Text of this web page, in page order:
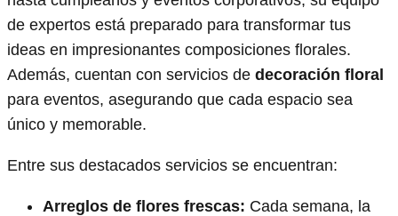
de expertos está preparado para transformar tus
ideas en impresionantes composiciones florales.
Además, cuentan con servicios de decoración floral
para eventos, asegurando que cada espacio sea
único y memorable.
Entre sus destacados servicios se encuentran:
Arreglos de flores frescas: Cada semana, la